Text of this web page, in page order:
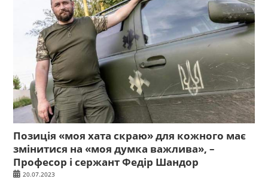
Позиція «моя хата скраю» для кожного має
змінитися на «моя думка важлива», –
Професор і сержант Федір Шандор
20.07.2023